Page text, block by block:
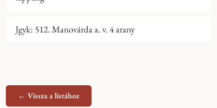
Jgyk: 512. Manovárda a. v. 4 arany
← Vissza a listához